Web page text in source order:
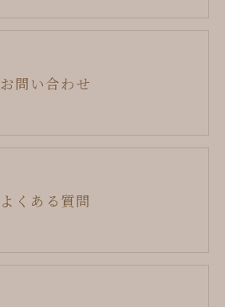
お問い合わせ
よくある質問